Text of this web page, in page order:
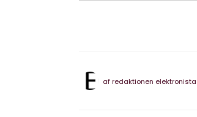
afredaktionen elektronista